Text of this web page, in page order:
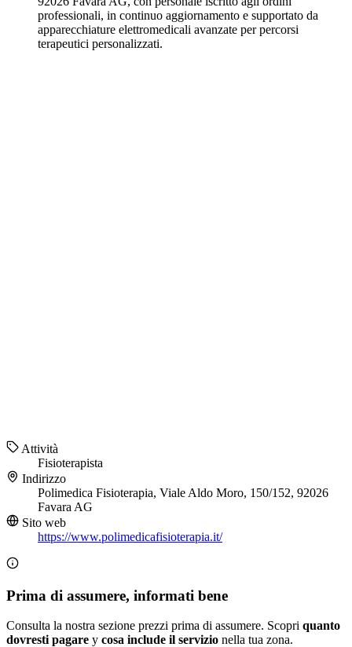
professionali, in continuo aggiornamento e supportato da
apparecchiature elettromedicali avanzate per percorsi
terapeutici personalizzati.
Attività
Fisioterapista
Indirizzo
Polimedica Fisioterapia, Viale Aldo Moro, 150/152, 92026
Favara AG
Sito web
https://www.polimedicafisioterapia.it/
Prima di assumere, informati bene
Consulta la nostra sezione prezzi prima di assumere. Scopri quanto
dovresti pagare y cosa include il servizio nella tua zona.